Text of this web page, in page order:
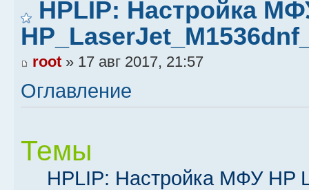
HPLIP: Настройка
root » 17 авг 2017, 21:57
Оглавление
Темы
HPLIP: Настройка МФУ HP